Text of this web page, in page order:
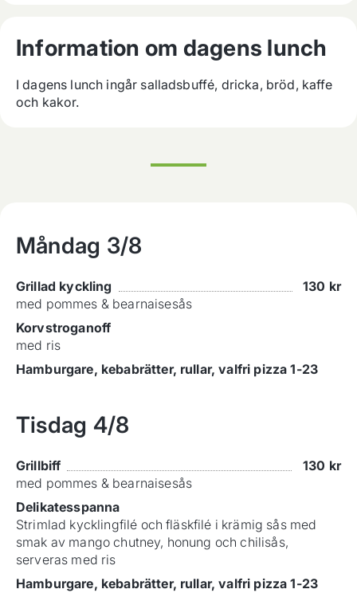
Information om dagens lunch
I dagens lunch ingår salladsbuffé, dricka, bröd, kaffe
och kakor.
Måndag 3/8
Grillad kyckling 130 kr
med pommes & bearnaisesås
Korvstroganoff
med ris
Hamburgare, kebabrätter, rullar, valfri pizza 1-23
Tisdag 4/8
Grillbiff 130 kr
med pommes & bearnaisesås
Delikatesspanna
Strimlad kycklingfilé och fläskfilé i krämig sås med
smak av mango chutney, honung och chilisås,
serveras med ris
Hamburgare, kebabrätter, rullar, valfri pizza 1-23